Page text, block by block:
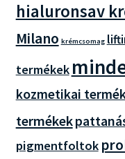
hialuronsav
Milano krémcsomag
termékek
kozmetikai
termékek
pigmentfoltok